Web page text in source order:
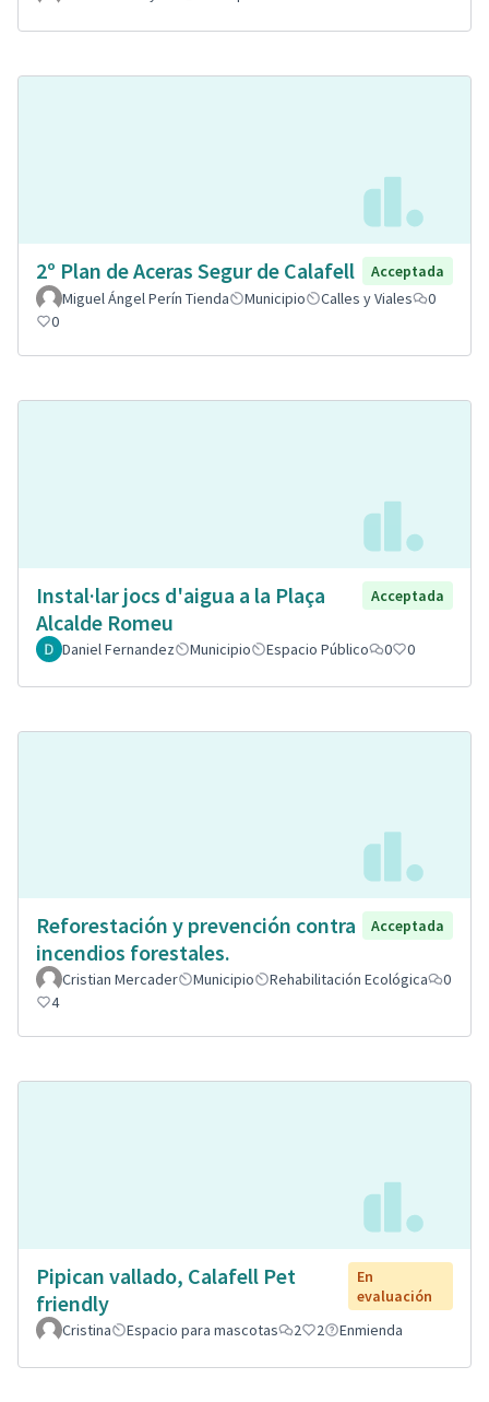
2º Plan de Aceras Segur de Calafell
Acceptada
Miguel Ángel Perín Tienda
Municipio Calles y Viales
0
0
Instal·lar jocs d'aigua a la Plaça
Alcalde Romeu
Acceptada
Daniel Fernandez Municipio Espacio Público 0 0
Reforestación y prevención contra
incendios forestales.
Acceptada
Cristian Mercader Municipio Rehabilitación Ecológica
0
4
Pipican vallado, Calafell Pet
friendly
En
evaluación
Cristina
Espacio para mascotas 2 2 Enmienda